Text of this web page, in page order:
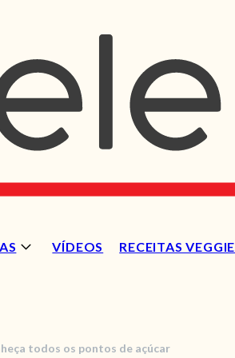
VÍDEOS RECEITAS VEGGIE
todos os pontos de açúcar